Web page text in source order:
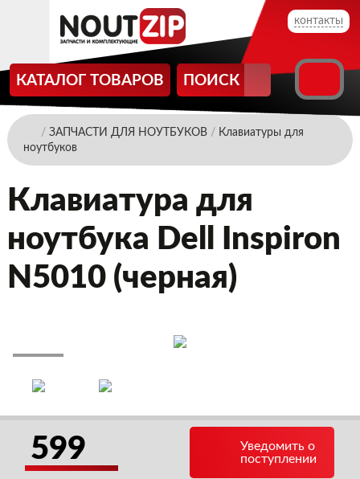
контакты
КАТАЛОГ ТОВАРОВ ПОИСК
/ ЗАПЧАСТИ ДЛЯ НОУТБУКОВ/ Клавиатуры для
ноутбуков
Клавиатура для
ноутбука Dell Inspiron
N5010 (черная)
599
Уведомить о
поступлении